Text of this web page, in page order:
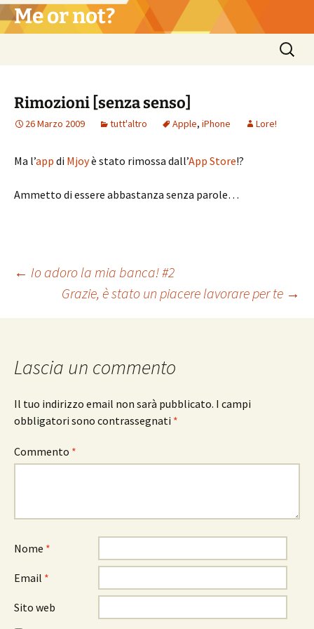
Vai
al Me or not?
Ricerca
per:
Rimozioni [senza senso]
26 Marzo 2009 tutt'altro Apple, iPhone Lore!
Ma l’app di Mjoyè stato rimossa dall’App Store!?
Ammetto di essere abbastanza senza parole…
Navigazione
articolo
← Io adoro la mia banca! #2
Grazie, è stato un piacere lavorare per te →
Lascia un commento
Il tuo indirizzo email non sarà pubblicato. I campi
obbligatori sono contrassegnati *
Commento *
Nome *
Email *
Sito web